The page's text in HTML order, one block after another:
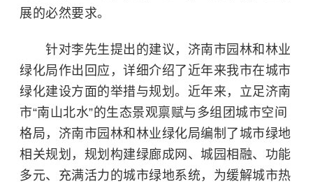
展的必然要求。
针对李先生提出的建议，济南市园林和林业
绿化局作出回应，详细介绍了近年来我市在城市
绿化建设方面的举措与规划。近年来，立足济南
市“南山北水”的生态景观禀赋与多组团城市空间
格局，济南市园林和林业绿化局编制了城市绿地
相关规划，规划构建绿廊成网、城园相融、功能
多元、充满活力的城市绿地系统，为缓解城市热